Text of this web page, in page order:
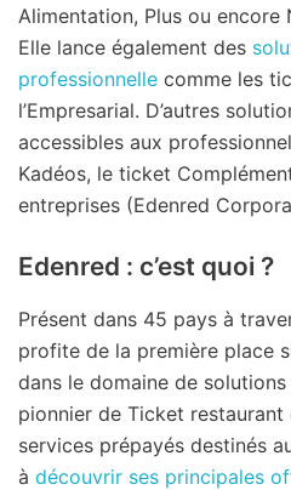
Alimentation, Plus ou encore
Elle lance également des
professionnelle comme les
l’Empresarial. D’autres
accessibles aux
Kadéos, le ticket
entreprises (Edenred
Edenred : c’est quoi ?
Présent dans 45 pays à
profite de la première place
dans le domaine de
pionnier de Ticket
services prépayés destinés
à découvrir ses principales